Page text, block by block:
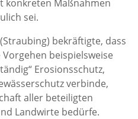
konkreten Maßnahmen
sei.
bekräftigte, dass
beispielsweise
Erosionsschutz,
verbinde,
aller beteiligten
Landwirte bedürfe.